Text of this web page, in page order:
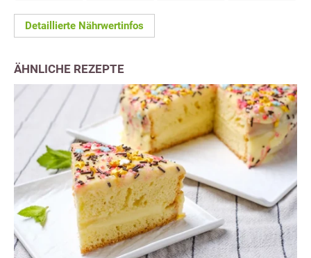
Detaillierte Nährwertinfos
ÄHNLICHE REZEPTE